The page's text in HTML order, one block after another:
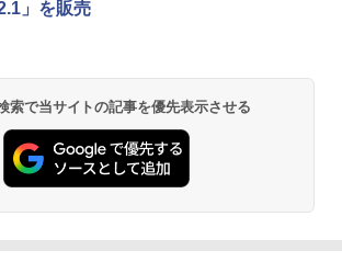
」を販売
索で当サイトの記事を優先表示させる